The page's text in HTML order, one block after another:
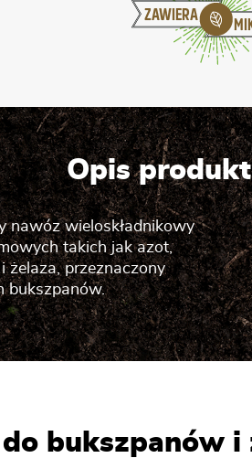
Opis
nawóz wieloskładnikowy
takich jak azot,
żelaza, przeznaczony
bukszpanów.
bukszpanów i